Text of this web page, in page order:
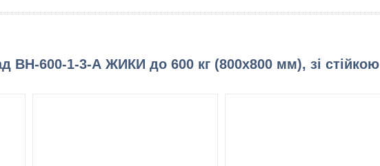
ВН-600-1-3-А ЖИКИ до 600 кг (800х800 мм), зі стійкою